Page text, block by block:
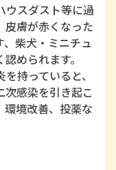
ウスダスト等に過
皮膚が赤くなった
柴犬・ミニチュ
められます。
持っていると、
感染を引き起こ
環境改善、投薬な